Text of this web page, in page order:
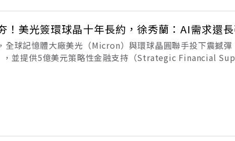
！美光簽環球晶十年長約，徐秀蘭：AI需求還
全球記憶體大廠美光（Micron）與環球晶圓聯手投下震撼
，並提供5億美元策略性金融支持（Strategic Financial